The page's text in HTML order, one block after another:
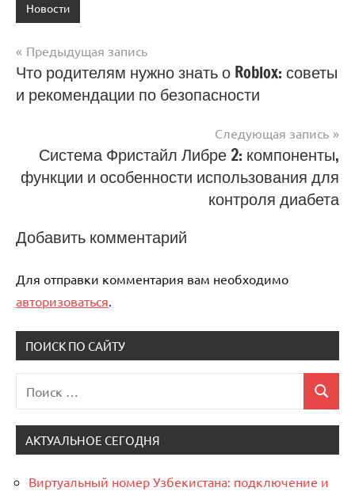
Новости
Навигация
по
Предыдущая запись
Что родителям нужно знать о Roblox: советы
и рекомендации по безопасности
Следующая запись
Система Фристайл Либре 2: компоненты,
функции и особенности использования для
контроля диабета
Добавить комментарий
Для отправки комментария вам необходимо
авторизоваться
ПОИСК ПО САЙТУ
для:
Поиск
АКТУАЛЬНОЕ СЕГОДНЯ
Виртуальный номер Узбекистана: подключение и